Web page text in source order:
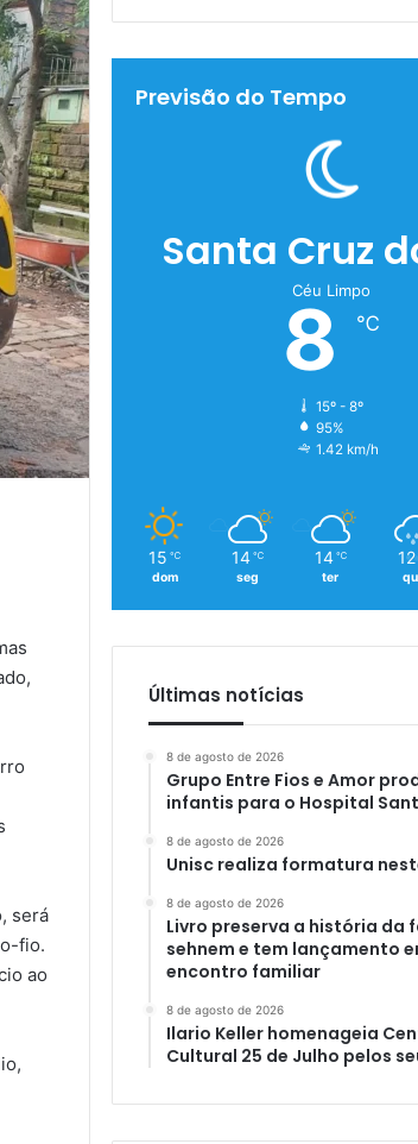
será
fio.
ao
Previsão do Tempo
Santa Cruz
Céu Limpo
8 ℃
15º - 8º
95%
1.42 km/h
15 ℃
dom
14 ℃
seg
14 ℃
ter
12
Últimas notícias
8 de agosto de 2026
Grupo Entre Fios e Amor
infantis para o Hospital
8 de agosto de 2026
Unisc realiza formatura
8 de agosto de 2026
Livro preserva a história da
sehnem e tem lançamento
encontro familiar
8 de agosto de 2026
Ilario Keller homenageia
Cultural 25 de Julho pelos